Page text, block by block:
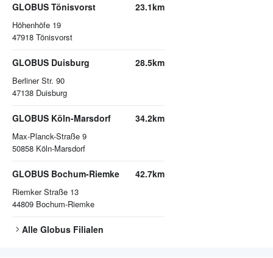
GLOBUS Tönisvorst
Höhenhöfe 19
47918 Tönisvorst
23.1km
GLOBUS Duisburg
Berliner Str. 90
47138 Duisburg
28.5km
GLOBUS Köln-Marsdorf
Max-Planck-Straße 9
50858 Köln-Marsdorf
34.2km
GLOBUS Bochum-Riemke
Riemker Straße 13
44809 Bochum-Riemke
42.7km
Alle Globus Filialen